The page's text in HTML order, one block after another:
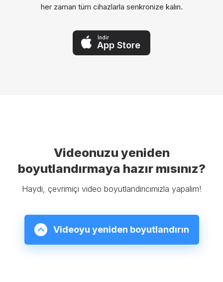
her zaman tüm cihazlarla senkronize kalın.
İndir
App Store
Videonuzu yeniden
boyutlandırmaya hazır mısınız?
Haydi, çevrimiçi video boyutlandırıcımızla yapalım!
Videoyu yeniden boyutlandırın